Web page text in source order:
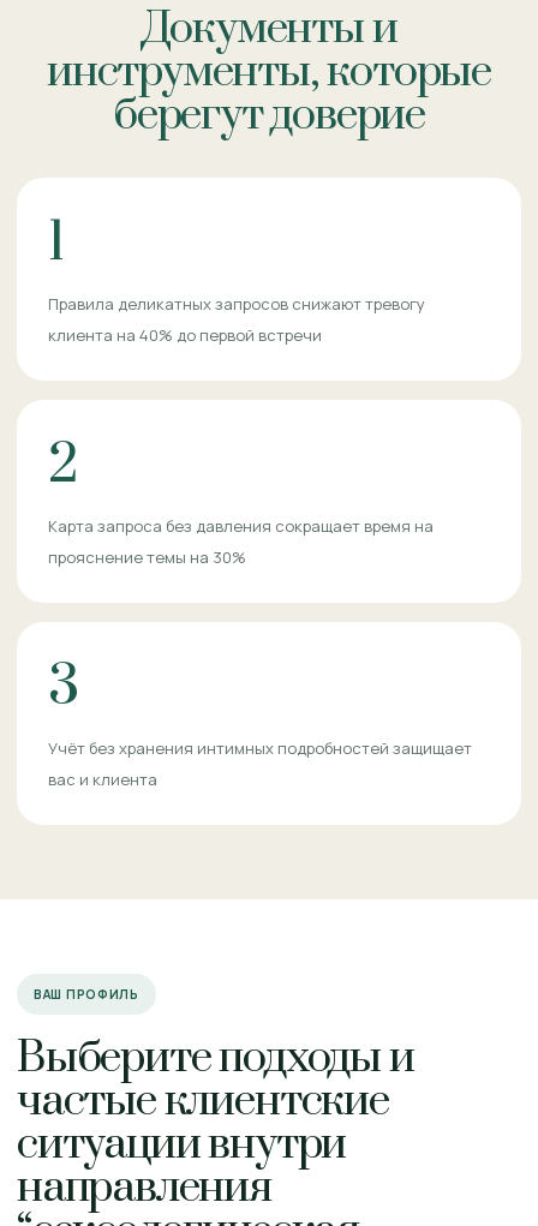
Документы и
инструменты, которые
берегут доверие
1
Правила деликатных запросов снижают тревогу
клиента на 40% до первой встречи
2
Карта запроса без давления сокращает время на
прояснение темы на 30%
3
Учёт без хранения интимных подробностей защищает
вас и клиента
ВАШ ПРОФИЛЬ
Выберите подходы и
частые клиентские
ситуации внутри
направления